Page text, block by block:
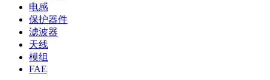
电感
保护器件
滤波器
天线
模组
FAE